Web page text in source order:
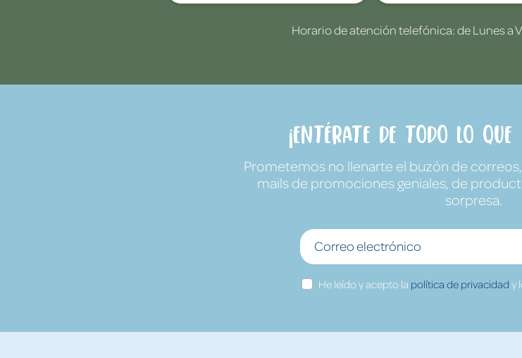
Horario de atención telefónica: de Lunes a
¡Entérate de todo lo que
Prometemos no llenarte el buzón de
mails de promociones geniales, de
sorpresa.
He leído y acepto la política de privacidad y